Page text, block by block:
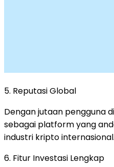
5. Reputasi Global
Dengan jutaan pengguna
sebagai platform yang
industri kripto internasional.
6. Fitur Investasi Lengkap